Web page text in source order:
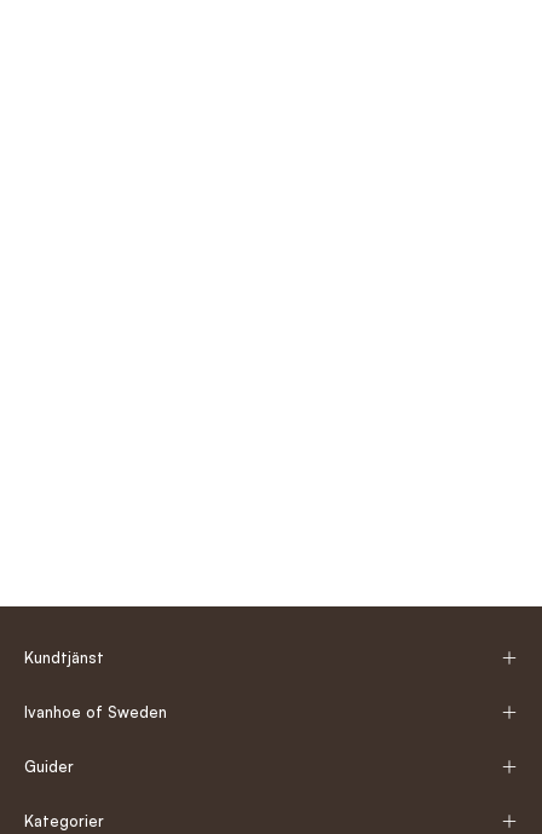
Kundtjänst
Ivanhoe of Sweden
Guider
Kategorier